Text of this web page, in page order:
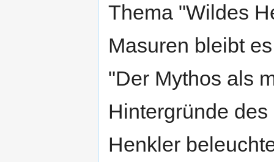
Thema "Wildes
Masuren bleibt
"Der Mythos als
Hintergründe
Henkler